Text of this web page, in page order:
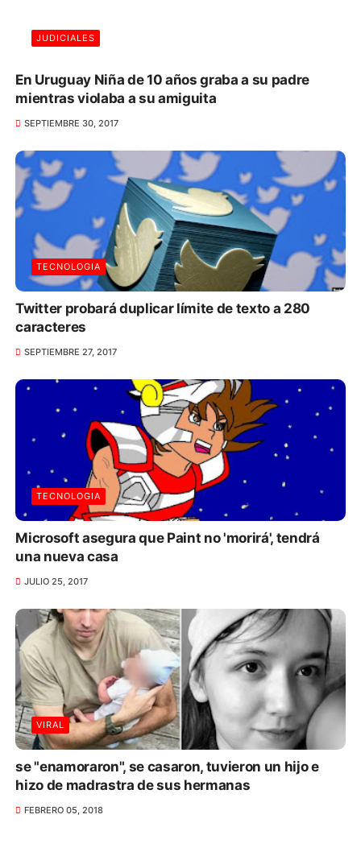
JUDICIALES
En Uruguay Niña de 10 años graba a su padre
mientras violaba a su amiguita
SEPTIEMBRE 30, 2017
TECNOLOGIA
Twitter probará duplicar límite de texto a 280
caracteres
SEPTIEMBRE 27, 2017
TECNOLOGIA
Microsoft asegura que Paint no 'morirá', tendrá
una nueva casa
JULIO 25, 2017
VIRAL
se "enamoraron", se casaron, tuvieron un hijo e
hizo de madrastra de sus hermanas
FEBRERO 05, 2018